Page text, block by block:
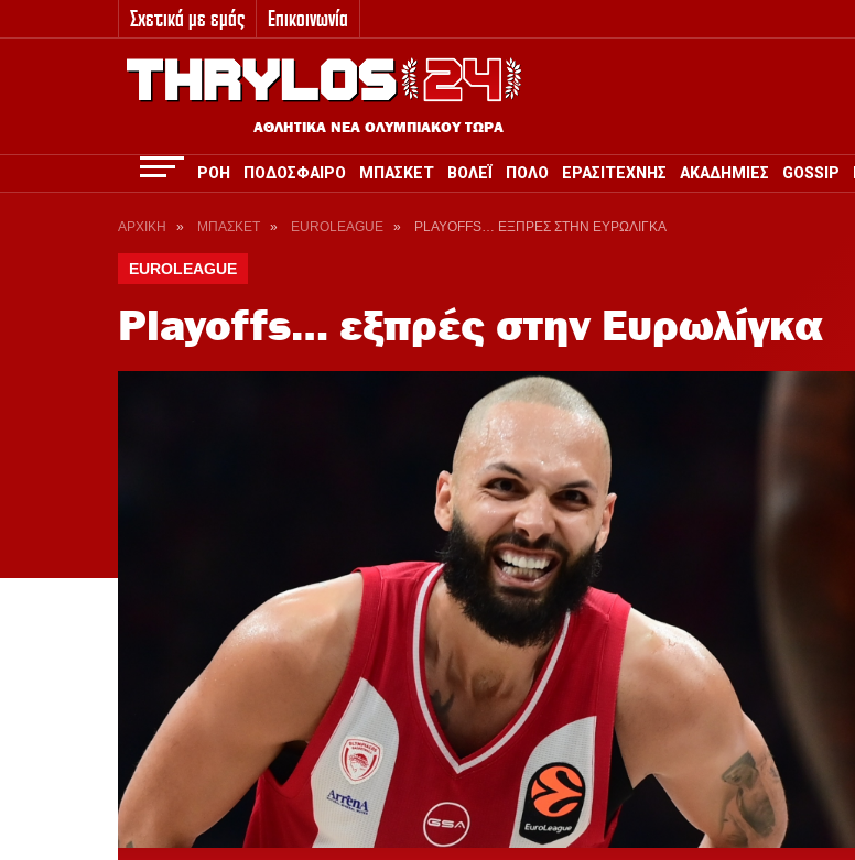
Σχετικά με εμάς Επικοινωνία
ΑΘΛΗΤΙΚΑ ΝΕΑ ΟΛΥΜΠΙΑΚΟΥ ΤΩΡΑ
ΡΟΗ ΠΟΔΟΣΦΑΙΡΟ ΜΠΑΣΚΕΤ ΒΟΛΕΪ ΠΟΛΟ ΕΡΑΣΙΤΕΧΝΗΣ ΑΚΑΔΗΜΙΕΣ GOSSIP
ΑΡΧΙΚΗ » ΜΠΑΣΚΕΤ » EUROLEAGUE » PLAYOFFS… ΕΞΠΡΕΣ ΣΤΗΝ ΕΥΡΩΛΙΓΚΑ
EUROLEAGUE
Playoffs… εξπρές στην Ευρωλίγκα